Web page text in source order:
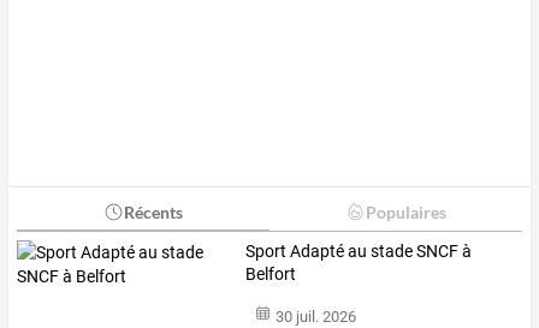
Récents Populaires
Sport Adapté au stade SNCF à
Belfort
30 juil. 2026